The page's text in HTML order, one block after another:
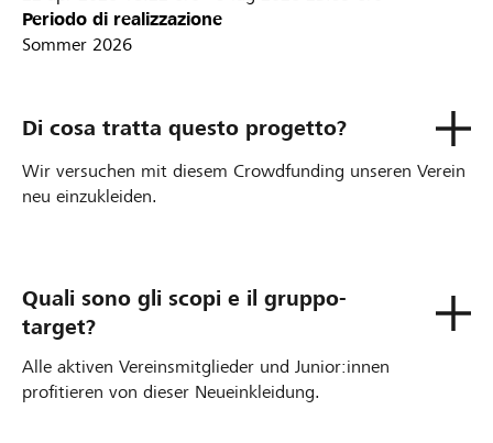
Periodo di realizzazione
Sommer 2026
Di cosa tratta questo progetto?
Wir versuchen mit diesem Crowdfunding unseren Verein
neu einzukleiden.
Quali sono gli scopi e il gruppo-
target?
Alle aktiven Vereinsmitglieder und Junior:innen
profitieren von dieser Neueinkleidung.